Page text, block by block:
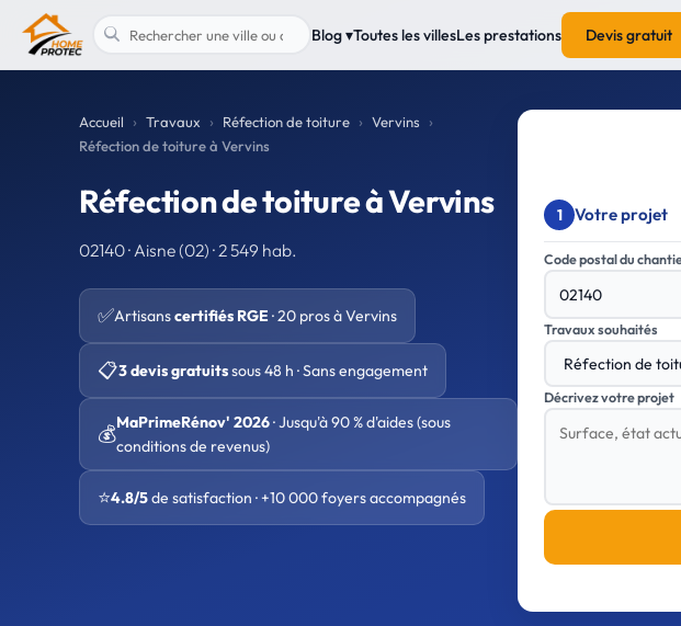
Blog ▾Toutes les villesLes prestations Devis gratuit
Accueil Travaux Réfection de toiture
Vervins
Réfection de toiture à Vervins
Réfection de toiture à Vervins
02140 · Aisne (02) · 2 549 hab.
✅Artisanscertifiés RGE · 20 pros à Vervins
📋3 devis gratuitssous 48 h · Sans engagement
💰MaPrimeRénov' 2026· Jusqu'à 90 % d'aides (sous
conditions de revenus)
⭐4.8/5de satisfaction · +10 000 foyers accompagnés
1 Votre projet
Code postal du
Travaux souhaités
Décrivez votre projet